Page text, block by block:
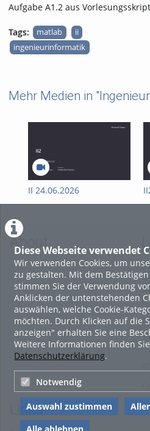
Diese Webseite verwendet
Wir verwenden Cookies, um
zu gestalten. Mit dem
stimmen Sie der Verwendung
Anklicken der untenstehenden
auswählen, welche Cookie-
möchten. Durch Klicken auf die
anzeigen" erhalten Sie eine
Weitere Informationen finden
Datenschutzerklärung.
Notwendig
Auswahl zustimmen
Aufgabe A1.2 aus Vorlesungsskript
Tags: matlab
ii
ingenieurinformatik
Mehr Medien in
II 24.06.2026
About
Links